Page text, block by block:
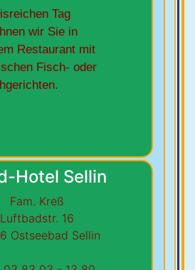
Tag
wir Sie in
Restaurant mit
Fisch- oder
Hotel Sellin
Fam. Kreß
Luftbadstr. 16
Ostseebad Sellin